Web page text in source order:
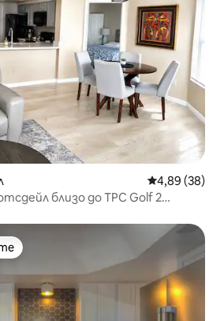
Средна
4,89 (38)
близо до TPC Golf 2
на гостите